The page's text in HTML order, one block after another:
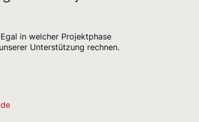
in welcher Projektphase
Unterstützung rechnen.